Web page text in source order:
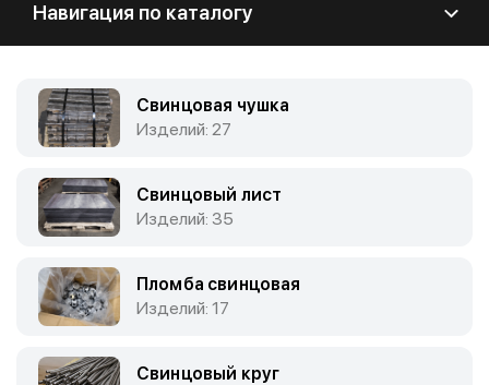
Навигация по каталогу
Свинцовая чушка
Изделий: 27
Свинцовый лист
Изделий: 35
Пломба свинцовая
Изделий: 17
Свинцовый круг